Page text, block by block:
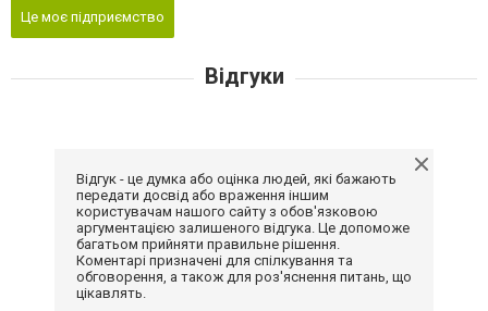
Це моє підприємство
Відгуки
Відгук - це думка або оцінка людей, які бажають
передати досвід або враження іншим
користувачам нашого сайту з обов'язковою
аргументацією залишеного відгука. Це допоможе
багатьом прийняти правильне рішення.
Коментарі призначені для спілкування та
обговорення, а також для роз'яснення питань, що
цікавлять.